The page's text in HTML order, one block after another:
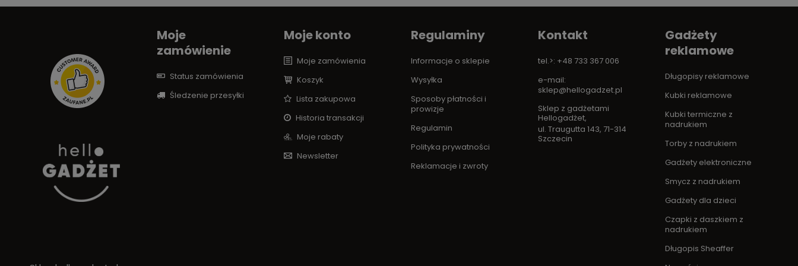
Moje
zamówienie
Status zamówienia
Śledzenie przesyłki
Moje konto
Moje zamówienia
Koszyk
Lista zakupowa
Historia transakcji
Moje rabaty
Newsletter
Regulaminy
Informacje o sklepie
Wysyłka
Sposoby płatności i
prowizje
Regulamin
Polityka prywatności
Reklamacje i zwroty
Kontakt
tel.>: +48 733 367 006
e-mail:
sklep@hellogadzet.pl
Sklep z gadżetami
Hellogadżet,
ul. Traugutta 143, 71-314
Szczecin
Gadżety
reklamowe
Długopisy reklamowe
Kubki reklamowe
Kubki termiczne z
nadrukiem
Torby z nadrukiem
Gadżety elektroniczne
Smycz z nadrukiem
Gadżety dla dzieci
Czapki z daszkiem z
nadrukiem
Długopis Sheaffer